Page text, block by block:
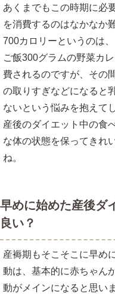
あくまでもこの時期に必
を消費するのはなかなか
700カロリーというのは、
ご飯300グラムの野菜カ
費されるのですが、その
の取りすぎなどになると
ないという悩みを抱えて
産後のダイエット中の食
な体の状態を保ってきれ
ね。
早めに始めた産後ダ
良い？
産褥期もそこそこに早め
動は、基本的に赤ちゃん
動がメインになると思いま